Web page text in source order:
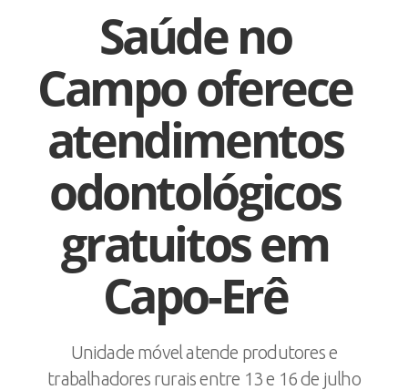
Saúde no
Campo oferece
atendimentos
odontológicos
gratuitos em
Capo-Erê
Unidade móvel atende produtores e
trabalhadores rurais entre 13 e 16 de julho